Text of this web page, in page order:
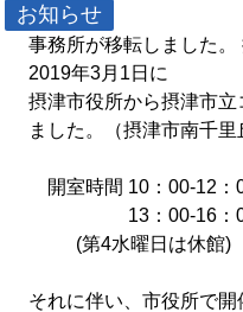
お知らせ
事務所が移転しました
2019年3月1日に
摂津市役所から摂津市
ました。（摂津市南千里
開室時間 10：00-12：
13：00-16：
(第4水曜日は休館)
それに伴い、市役所で開